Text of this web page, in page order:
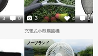
3 0 4 0
3
充電式小型扇風機
ノーブランド